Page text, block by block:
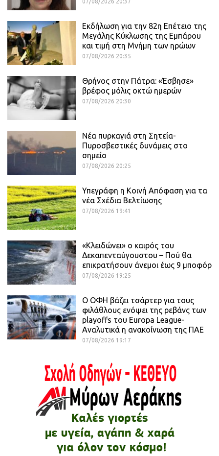
07/08/2026 20:37
Εκδήλωση για την 82η Επέτειο της
Μεγάλης Κύκλωσης της Εμπάρου
και τιμή στη Μνήμη των ηρώων
07/08/2026 20:35
Θρήνος στην Πάτρα: «Έσβησε»
βρέφος μόλις οκτώ ημερών
07/08/2026 20:30
Νέα πυρκαγιά στη Σητεία-
Πυροσβεστικές δυνάμεις στο
σημείο
07/08/2026 20:25
Υπεγράφη η Κοινή Απόφαση για τα
νέα Σχέδια Βελτίωσης
07/08/2026 19:41
«Κλειδώνει» ο καιρός του
Δεκαπενταύγουστου – Πού θα
επικρατήσουν άνεμοι έως 9 μποφόρ
07/08/2026 19:25
Ο ΟΦΗ βάζει τσάρτερ για τους
φιλάθλους ενόψει της ρεβάνς των
playoffs του Europa League-
Αναλυτικά η ανακοίνωση της ΠΑΕ
07/08/2026 19:17